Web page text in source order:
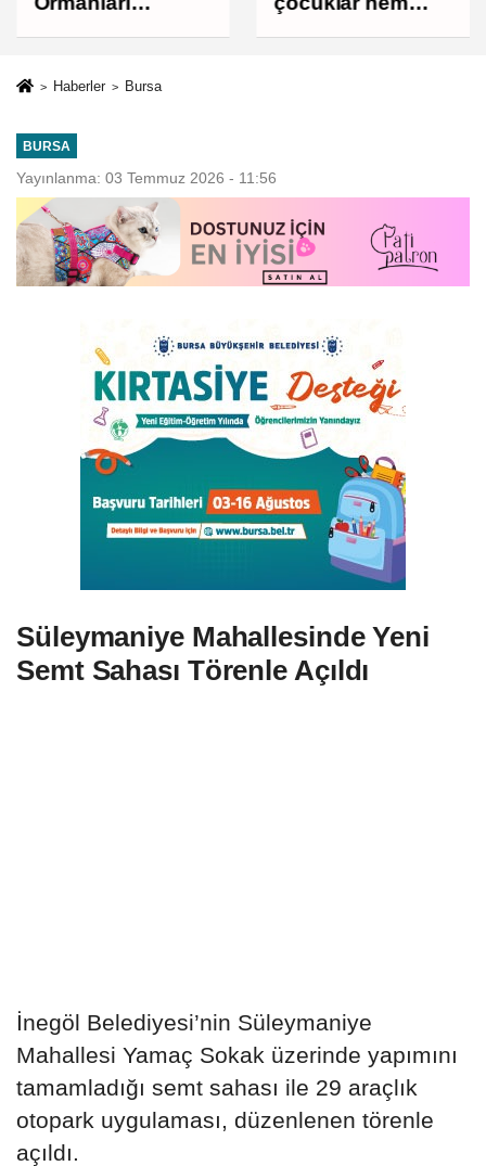
korumaktır
Haberler Bursa
BURSA
Yayınlanma: 03 Temmuz 2026 - 11:56
Süleymaniye Mahallesinde Yeni
Semt Sahası Törenle Açıldı
İnegöl Belediyesi’nin Süleymaniye
Mahallesi Yamaç Sokak üzerinde yapımını
tamamladığı semt sahası ile 29 araçlık
otopark uygulaması, düzenlenen törenle
açıldı.